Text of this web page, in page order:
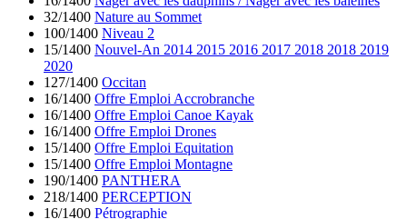
32/1400 Nature au Sommet
100/1400 Niveau 2
15/1400 Nouvel-An 2014 2015 2016 2017 2018 2018 2019
2020
127/1400 Occitan
16/1400 Offre Emploi Accrobranche
16/1400 Offre Emploi Canoe Kayak
16/1400 Offre Emploi Drones
15/1400 Offre Emploi Equitation
15/1400 Offre Emploi Montagne
190/1400 PANTHERA
218/1400 PERCEPTION
16/1400 Pétrographie